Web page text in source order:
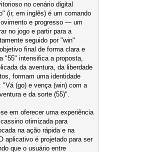
no cenário digital
(ir, em inglês) é um comando
e progresso — um
no jogo e partir para a
seguido por "win"
final de forma clara e
"55" intensifica a proposta,
da aventura, da liberdade
formam uma identidade
"Vá (go) e vença (win) com a
e da sorte (55)".
em oferecer uma experiência
otimizada para
na ação rápida e na
aplicativo é projetado para ser
que o usuário entre